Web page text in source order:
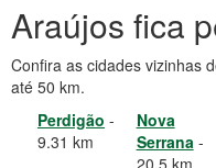
Araújos fica
Confira as cidades vizinhas
até 50 km.
Perdigão -
9.31 km
Nova
Serrana-
20.5 km